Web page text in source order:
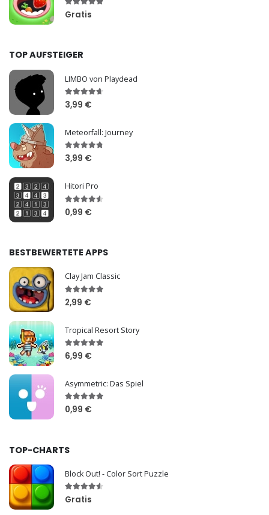
Gratis
TOP AUFSTEIGER
LIMBO von Playdead
3,99 €
Meteorfall: Journey
3,99 €
Hitori Pro
0,99 €
BESTBEWERTETE APPS
Clay Jam Classic
2,99 €
Tropical Resort Story
6,99 €
Asymmetric: Das Spiel
0,99 €
TOP-CHARTS
Block Out! - Color Sort Puzzle
Gratis